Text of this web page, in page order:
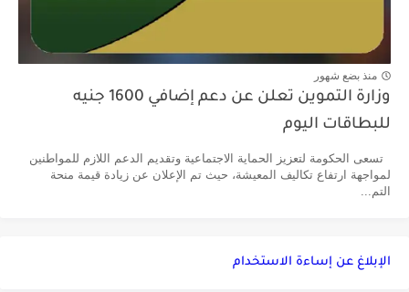
منذ بضع شهور
وزارة التموين تعلن عن دعم إضافي 1600 جنيه
للبطاقات اليوم
تسعى الحكومة لتعزيز الحماية الاجتماعية وتقديم الدعم اللازم للمواطنين
لمواجهة ارتفاع تكاليف المعيشة، حيث تم الإعلان عن زيادة قيمة منحة
التم...
الإبلاغ عن إساءة الاستخدام